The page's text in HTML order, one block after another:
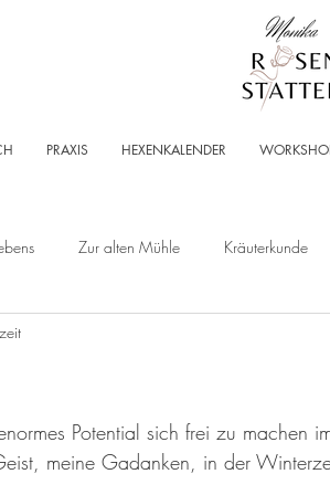
PRAXIS HEXENKALENDER
Zur alten Mühle Kräuterkunde
Angelart - Engelwelt Kabbalah
Potential sich frei zu machen
meine Gadanken, in der